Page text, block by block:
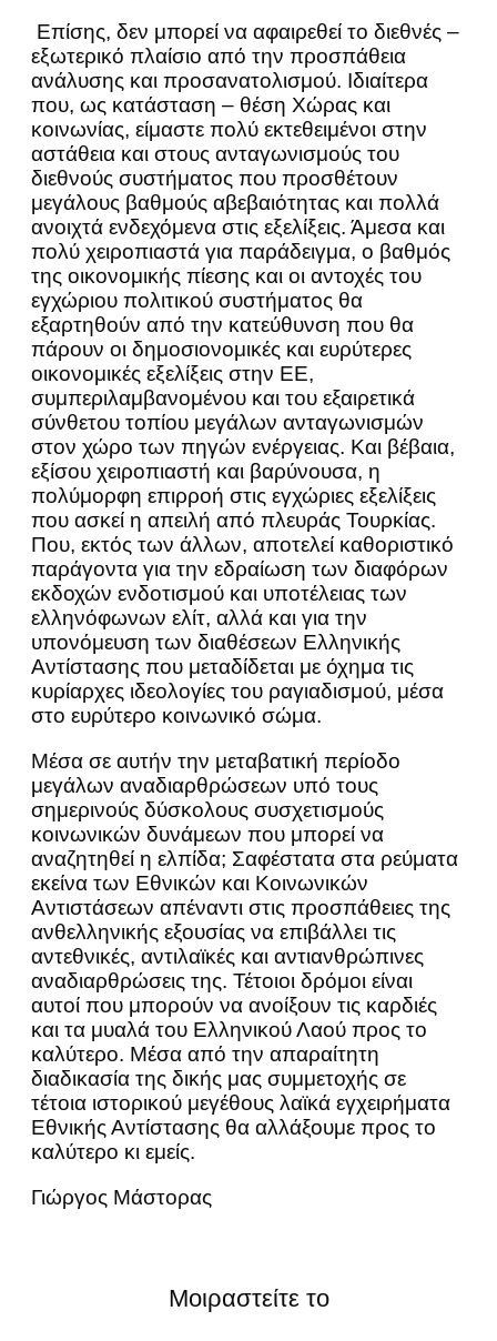
Επίσης, δεν μπορεί να αφαιρεθεί το διεθνές –
εξωτερικό πλαίσιο από την προσπάθεια
ανάλυσης και προσανατολισμού. Ιδιαίτερα
που, ως κατάσταση – θέση Χώρας και
κοινωνίας, είμαστε πολύ εκτεθειμένοι στην
αστάθεια και στους ανταγωνισμούς του
διεθνούς συστήματος που προσθέτουν
μεγάλους βαθμούς αβεβαιότητας και πολλά
ανοιχτά ενδεχόμενα στις εξελίξεις. Άμεσα και
πολύ χειροπιαστά για παράδειγμα, ο βαθμός
της οικονομικής πίεσης και οι αντοχές του
εγχώριου πολιτικού συστήματος θα
εξαρτηθούν από την κατεύθυνση που θα
πάρουν οι δημοσιονομικές και ευρύτερες
οικονομικές εξελίξεις στην ΕΕ,
συμπεριλαμβανομένου και του εξαιρετικά
σύνθετου τοπίου μεγάλων ανταγωνισμών
στον χώρο των πηγών ενέργειας. Και βέβαια,
εξίσου χειροπιαστή και βαρύνουσα, η
πολύμορφη επιρροή στις εγχώριες εξελίξεις
που ασκεί η απειλή από πλευράς Τουρκίας.
Που, εκτός των άλλων, αποτελεί καθοριστικό
παράγοντα για την εδραίωση των διαφόρων
εκδοχών ενδοτισμού και υποτέλειας των
ελληνόφωνων ελίτ, αλλά και για την
υπονόμευση των διαθέσεων Ελληνικής
Αντίστασης που μεταδίδεται με όχημα τις
κυρίαρχες ιδεολογίες του ραγιαδισμού, μέσα
στο ευρύτερο κοινωνικό σώμα.
Μέσα σε αυτήν την μεταβατική περίοδο
μεγάλων αναδιαρθρώσεων υπό τους
σημερινούς δύσκολους συσχετισμούς
κοινωνικών δυνάμεων που μπορεί να
αναζητηθεί η ελπίδα; Σαφέστατα στα ρεύματα
εκείνα των Εθνικών και Κοινωνικών
Αντιστάσεων απέναντι στις προσπάθειες της
ανθελληνικής εξουσίας να επιβάλλει τις
αντεθνικές, αντιλαϊκές και αντιανθρώπινες
αναδιαρθρώσεις της. Τέτοιοι δρόμοι είναι
αυτοί που μπορούν να ανοίξουν τις καρδιές
και τα μυαλά του Ελληνικού Λαού προς το
καλύτερο. Μέσα από την απαραίτητη
διαδικασία της δικής μας συμμετοχής σε
τέτοια ιστορικού μεγέθους λαϊκά εγχειρήματα
Εθνικής Αντίστασης θα αλλάξουμε προς το
καλύτερο κι εμείς.
Γιώργος Μάστορας
Μοιραστείτε το